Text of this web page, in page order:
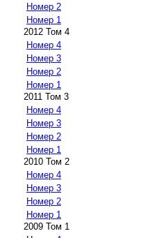
Номер 2
Номер 1
2012 Том 4
Номер 4
Номер 3
Номер 2
Номер 1
2011 Том 3
Номер 4
Номер 3
Номер 2
Номер 1
2010 Том 2
Номер 4
Номер 3
Номер 2
Номер 1
2009 Том 1